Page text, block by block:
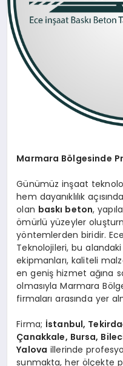
Marmara Bölgesinde
Günümüz inşaat
hem dayanıklılık
olan baskı beton,
ömürlü yüzeyler
yöntemlerden biridir.
Teknolojileri, bu
ekipmanları, kaliteli
en geniş hizmet ağına
olmasıyla Marmara
firmaları arasında yer
Firma; İstanbul,
Çanakkale, Bursa,
Yalova illerinde
sunmakta, her ölçekte